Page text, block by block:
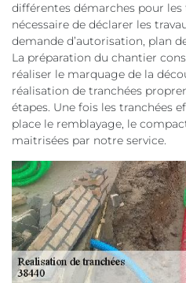
différentes démarches pour les
nécessaire de déclarer les
demande d’autorisation, plan
La préparation du chantier
réaliser le marquage de la
réalisation de tranchées
étapes. Une fois les tranchées
place le remblayage, le
maitrisées par notre service.